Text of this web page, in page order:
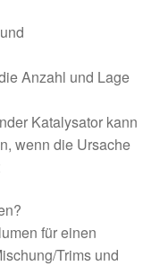
Anzahl und Lage
Katalysator kann
wenn die Ursache
für einen
Trims und